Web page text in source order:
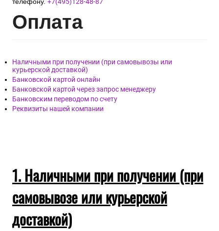
телефону. +7(495)128-48-87
Оплата
Наличными при получении (при самовывозы или
курьерской доставкой)
Банковской картой онлайн
Банковской картой через запрос менеджеру
Банковским переводом по счету
Реквизиты нашей компании
1. Наличными при получении (при
самовывозе или курьерской
доставкой)